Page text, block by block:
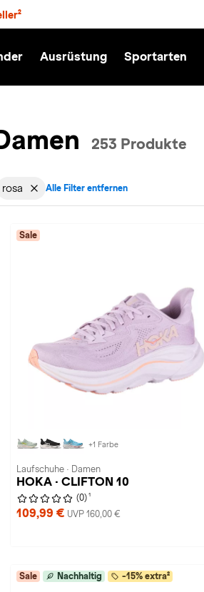
Ausrüstung Sportarten
253 Produkte
für Geschlecht: Damen entfernen
rosaFilter aktiv für Farbe: in-rosa entfernen
Alle Filter entfernen
Sale
+1 Farbe
Laufschuhe · Damen
HOKA · CLIFTON 10
(0) 1
109,99 € UVP 160,00 €
Sale Nachhaltig -15% extra²